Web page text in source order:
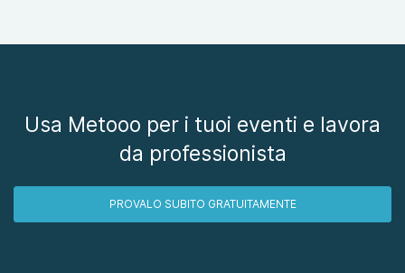
Usa Metooo per i tuoi eventi e lavora
da professionista
PROVALO SUBITO GRATUITAMENTE